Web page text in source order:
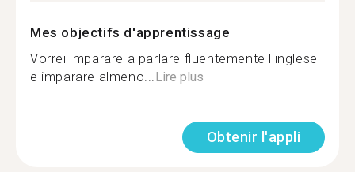
Mes objectifs d'apprentissage
Vorrei imparare a parlare fluentemente l'inglese
e imparare almeno...Lire plus
Obtenir l'appli